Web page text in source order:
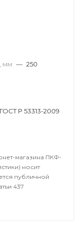
мм — 250
Р 53313-2009
магазина ПКФ-
носит
публичной
437